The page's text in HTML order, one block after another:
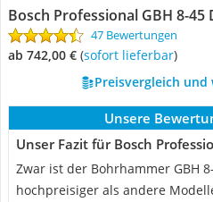
Bosch Professional GBH 8-45
47 Bewertungen
ab 742,00 € ( Sofort lieferbar)
Preisvergleich
Unsere
Unser Fazit für Bosch
Zwar ist der Bohrhammer GBH
hochpreisiger als andere